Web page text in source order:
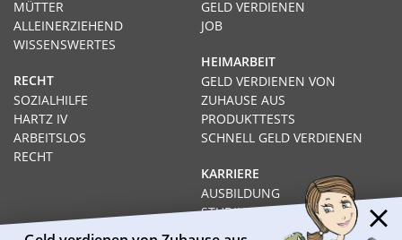
GELD VERDIENEN
JOB
HEIMARBEIT
GELD VERDIENEN VON
ZUHAUSE AUS
PRODUKTTESTS
SCHNELL GELD VERDIENEN
KARRIERE
AUSBILDUNG
STUDIUM
FERNSTUDIUM
MÜTTER
ALLEINERZIEHEND
WISSENSWERTES
RECHT
SOZIALHILFE
HARTZ IV
ARBEITSLOS
RECHT